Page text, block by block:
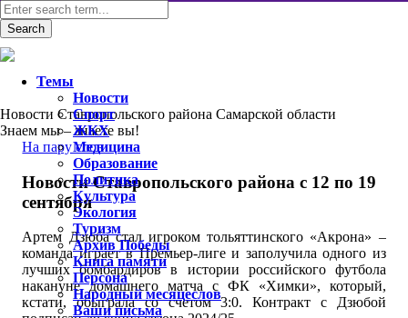
Новости Ставропольского района Самарской области
Знаем мы – знаете вы!
На пару слов
Новости Ставропольского района с 12 по 19
сентября
Артем Дзюба стал игроком тольяттинского «Акрона» –
команда играет в Премьер-лиге и заполучила одного из
лучших бомбардиров в истории российского футбола
накануне домашнего матча с ФК «Химки», который,
кстати, обыграла со счетом 3:0. Контракт с Дзюбой
Темы
Новости
Спорт
ЖКХ
Медицина
Образование
Политика
Культура
Экология
Туризм
Архив Победы
Книга памяти
Персона
Народный месяцеслов
Ваши письма